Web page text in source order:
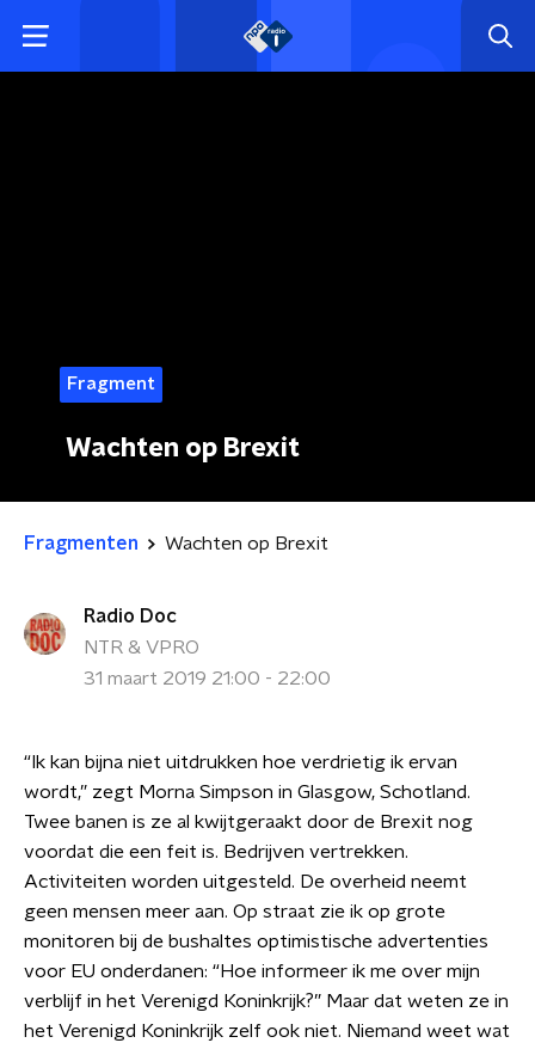
Fragment
Wachten op Brexit
Fragmenten Wachten op Brexit
Radio Doc
NTR & VPRO
31 maart 2019 21:00 - 22:00
“Ik kan bijna niet uitdrukken hoe verdrietig ik ervan
wordt,” zegt Morna Simpson in Glasgow, Schotland.
Twee banen is ze al kwijtgeraakt door de Brexit nog
voordat die een feit is. Bedrijven vertrekken.
Activiteiten worden uitgesteld. De overheid neemt
geen mensen meer aan. Op straat zie ik op grote
monitoren bij de bushaltes optimistische advertenties
voor EU onderdanen: “Hoe informeer ik me over mijn
verblijf in het Verenigd Koninkrijk?” Maar dat weten ze in
het Verenigd Koninkrijk zelf ook niet. Niemand weet wat